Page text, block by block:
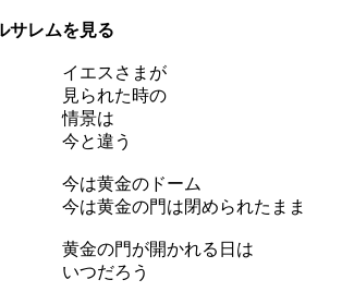
サレムを見る
エスさまが
られた時の
景は
と違う
黄金のドーム
黄金の門は閉められたまま
の門が開かれる日は
つだろう